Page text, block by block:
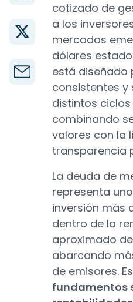
cotizado de
a los
mercados
dólares
está diseñado
consistentes y
distintos
combinando
valores con la
transparencia
La deuda de
representa
inversión más
dentro de la
aproximado
abarcando
de emisores.
fundamentos